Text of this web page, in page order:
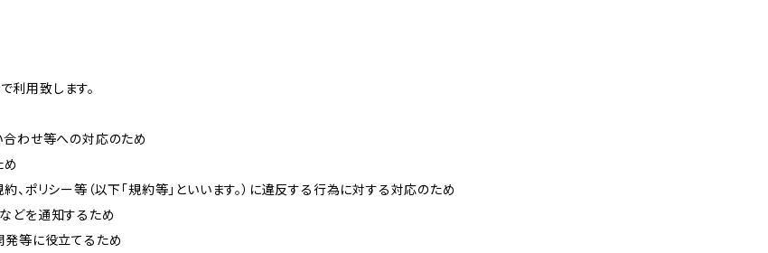
利用致します。
合わせ等への対応のため
め
、ポリシー等（以下「規約等」といいます。）に違反する行為に対する対応のため
どを通知するため
発等に役立てるため